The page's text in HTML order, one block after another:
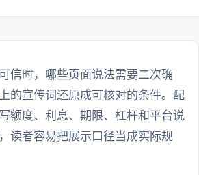
信时，哪些页面说法需要二次确
的宣传词还原成可核对的条件。配
额度、利息、期限、杠杆和平台说
读者容易把展示口径当成实际规